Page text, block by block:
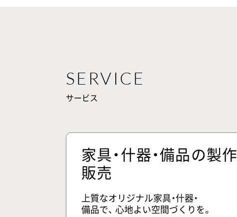
SERVICE
サービス
家具・什器・備品の製作
販売
上質なオリジナル家具・什器・
備品で、 心地よい空間づくりを。